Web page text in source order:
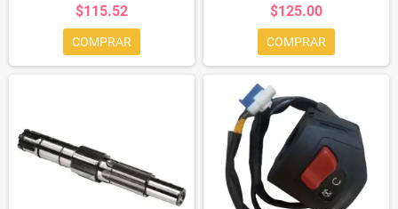
$115.52
COMPRAR
$125.00
COMPRAR